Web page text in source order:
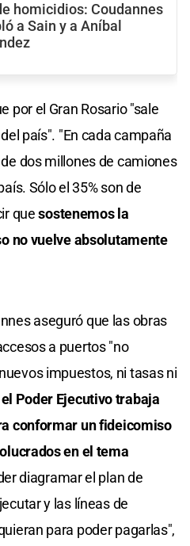
homicidios: Coudannes
a Sain y a Aníbal
por el Gran Rosario "sale
país". "En cada campaña
dos millones de camiones
Sólo el 35% son de
quesostenemos la
no vuelve absolutamente
aseguró que las obras
a puertos "no
impuestos, ni tasas ni
el Poder Ejecutivo trabaja
conformar un fideicomiso
en el tema
diagramar el plan de
y las líneas de
para poder pagarlas",